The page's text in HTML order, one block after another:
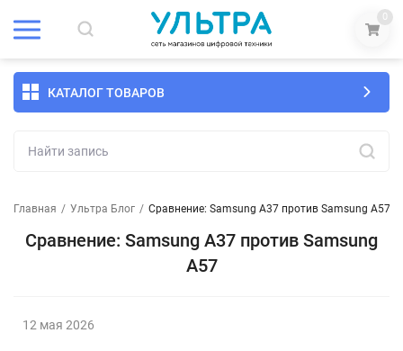
0
КАТАЛОГ ТОВАРОВ
Главная / Ультра Блог / Сравнение: Samsung A37 против Samsung A57
Сравнение: Samsung A37 против Samsung
A57
12 мая 2026